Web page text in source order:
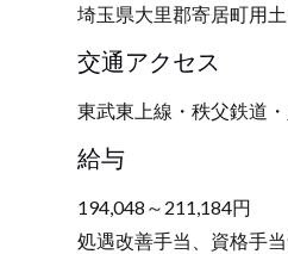
埼玉県大里郡寄居町用
交通アクセス
東武東上線・秩父鉄道
給与
194,048～211,184円
処遇改善手当、資格手